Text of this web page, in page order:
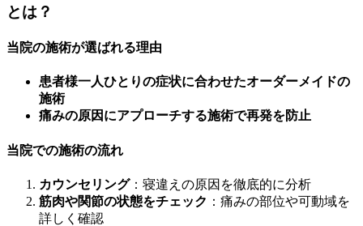
とは？
当院の施術が選ばれる理由
患者様一人ひとりの症状に合わせたオーダーメイドの
施術
痛みの原因にアプローチする施術で再発を防止
当院での施術の流れ
カウンセリング：寝違えの原因を徹底的に分析
筋肉や関節の状態をチェック ：痛みの部位や可動域を
詳しく確認